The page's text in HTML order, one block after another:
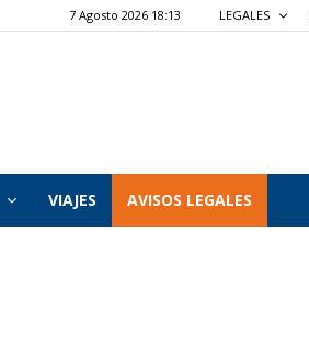
7 Agosto 2026 18:13 LEGALES
VIAJES AVISOS LEGALES